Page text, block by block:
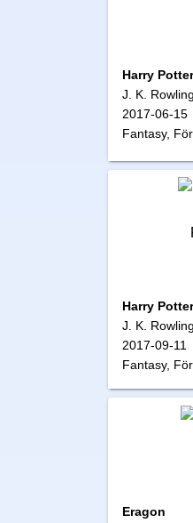
Harry
J. K. Rowling
2017-06-15
Fantasy,
Harry
J. K. Rowling
2017-09-11
Fantasy,
Eragon